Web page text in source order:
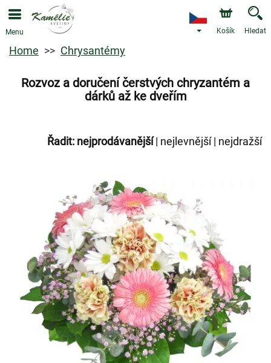
Menu Košík Hledat
Home Chrysantémy
Rozvoz a doručení čerstvých chryzantém a
dárků až ke dveřím
Řadit: nejprodávanější| nejlevnější| nejdražší